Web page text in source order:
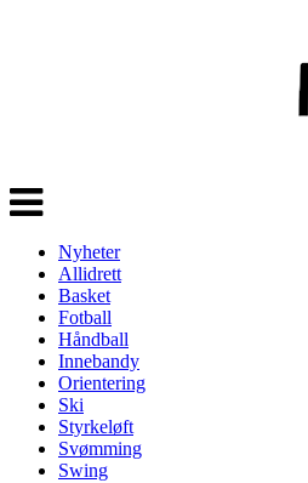
Veksle
navigasjon
Nyheter
Allidrett
Basket
Fotball
Håndball
Innebandy
Orientering
Ski
Styrkeløft
Svømming
Swing